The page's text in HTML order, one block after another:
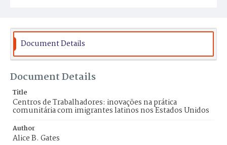
Document Details
Document Details
Title
Centros de Trabalhadores: inovações na prática
comunitária com imigrantes latinos nos Estados Unidos
Author
Alice B. Gates